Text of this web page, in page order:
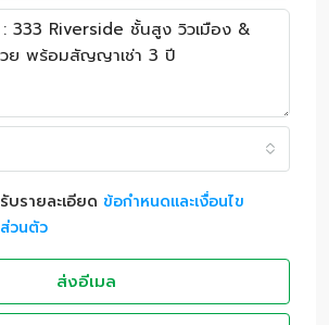
บรายละเอียด ข้อกำหนดและเงื่อนไข
วนตัว
ส่งอีเมล